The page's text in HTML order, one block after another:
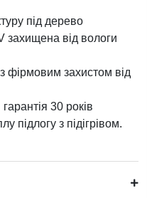
під дерево
захищена від вологи
фірмовим захистом від
30 років
підлогу з підігрівом.